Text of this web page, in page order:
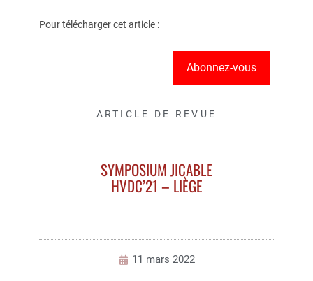
Pour télécharger cet article :
Abonnez-vous
ARTICLE DE REVUE
SYMPOSIUM JICABLE
HVDC’21 – LIÈGE
11 mars 2022